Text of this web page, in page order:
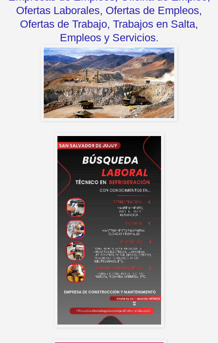
Ofertas Laborales, Ofertas de Empleos,
Ofertas de Trabajo, Trabajos en Salta,
Empleos y Servicios.